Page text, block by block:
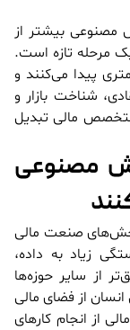
مصنوعی بیشتر از
مرحله تازه است.
پیدا می‌کنند و
شناخت بازار و
متخصص مالی تبدیل
مصنوعی
صنعت مالی
زیاد به داده،
از سایر حوزه‌ها
از فضای مالی
از انجام کارهای